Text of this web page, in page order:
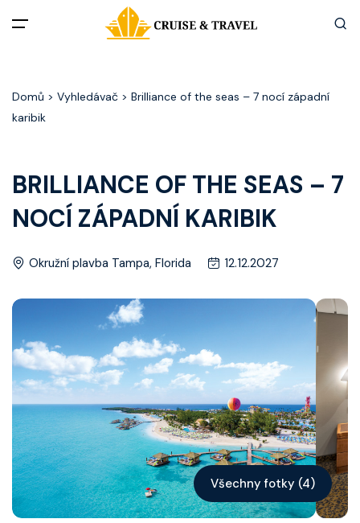
Akční nabídky
Zážitky z plaveb
Kontakt
Vyhledat plavbu
Domů > Vyhledávač > Brilliance of the seas – 7 nocí západní
karibik
BRILLIANCE OF THE SEAS – 7
NOCÍ ZÁPADNÍ KARIBIK
Okružní plavba Tampa, Florida 12.12.2027
Všechny fotky (4)